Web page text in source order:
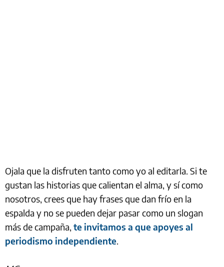
Ojala que la disfruten tanto como yo al editarla. Si te
gustan las historias que calientan el alma, y sí como
nosotros, crees que hay frases que dan frío en la
espalda y no se pueden dejar pasar como un slogan
más de campaña, te invitamos a que apoyes al
periodismo independiente.